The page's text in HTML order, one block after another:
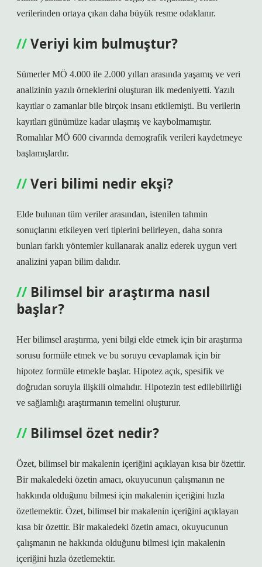
verilerinden ortaya çıkan daha büyük resme odaklanır.
Veriyi kim bulmuştur?
Sümerler MÖ 4.000 ile 2.000 yılları arasında yaşamış ve veri
analizinin yazılı örneklerini oluşturan ilk medeniyetti. Yazılı
kayıtlar o zamanlar bile birçok insanı etkilemişti. Bu verilerin
kayıtları günümüze kadar ulaşmış ve kaybolmamıştır.
Romalılar MÖ 600 civarında demografik verileri kaydetmeye
başlamışlardır.
Veri bilimi nedir ekşi?
Elde bulunan tüm veriler arasından, istenilen tahmin
sonuçlarını etkileyen veri tiplerini belirleyen, daha sonra
bunları farklı yöntemler kullanarak analiz ederek uygun veri
analizini yapan bilim dalıdır.
Bilimsel bir araştırma nasıl
başlar?
Her bilimsel araştırma, yeni bilgi elde etmek için bir araştırma
sorusu formüle etmek ve bu soruyu cevaplamak için bir
hipotez formüle etmekle başlar. Hipotez açık, spesifik ve
doğrudan soruyla ilişkili olmalıdır. Hipotezin test edilebilirliği
ve sağlamlığı araştırmanın temelini oluşturur.
Bilimsel özet nedir?
Özet, bilimsel bir makalenin içeriğini açıklayan kısa bir özettir.
Bir makaledeki özetin amacı, okuyucunun çalışmanın ne
hakkında olduğunu bilmesi için makalenin içeriğini hızla
özetlemektir. Özet, bilimsel bir makalenin içeriğini açıklayan
kısa bir özettir. Bir makaledeki özetin amacı, okuyucunun
çalışmanın ne hakkında olduğunu bilmesi için makalenin
içeriğini hızla özetlemektir.